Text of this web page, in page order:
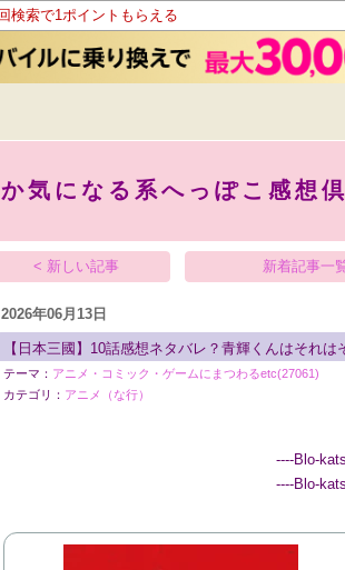
検索で1ポイントもらえる
気になる系へっぽこ感想
< 新しい記事 新着記事一
2026年06月13日
【日本三國】10話感想ネタバレ？青輝くんはそれは
テーマ： アニメ・コミック・ゲームにまつわるetc(27061)
カテゴリ： アニメ（な行）
----Blo-
----Blo-